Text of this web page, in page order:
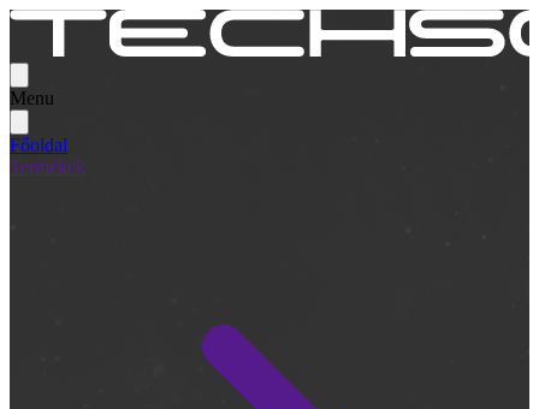
Menu
Főoldal
Termékek